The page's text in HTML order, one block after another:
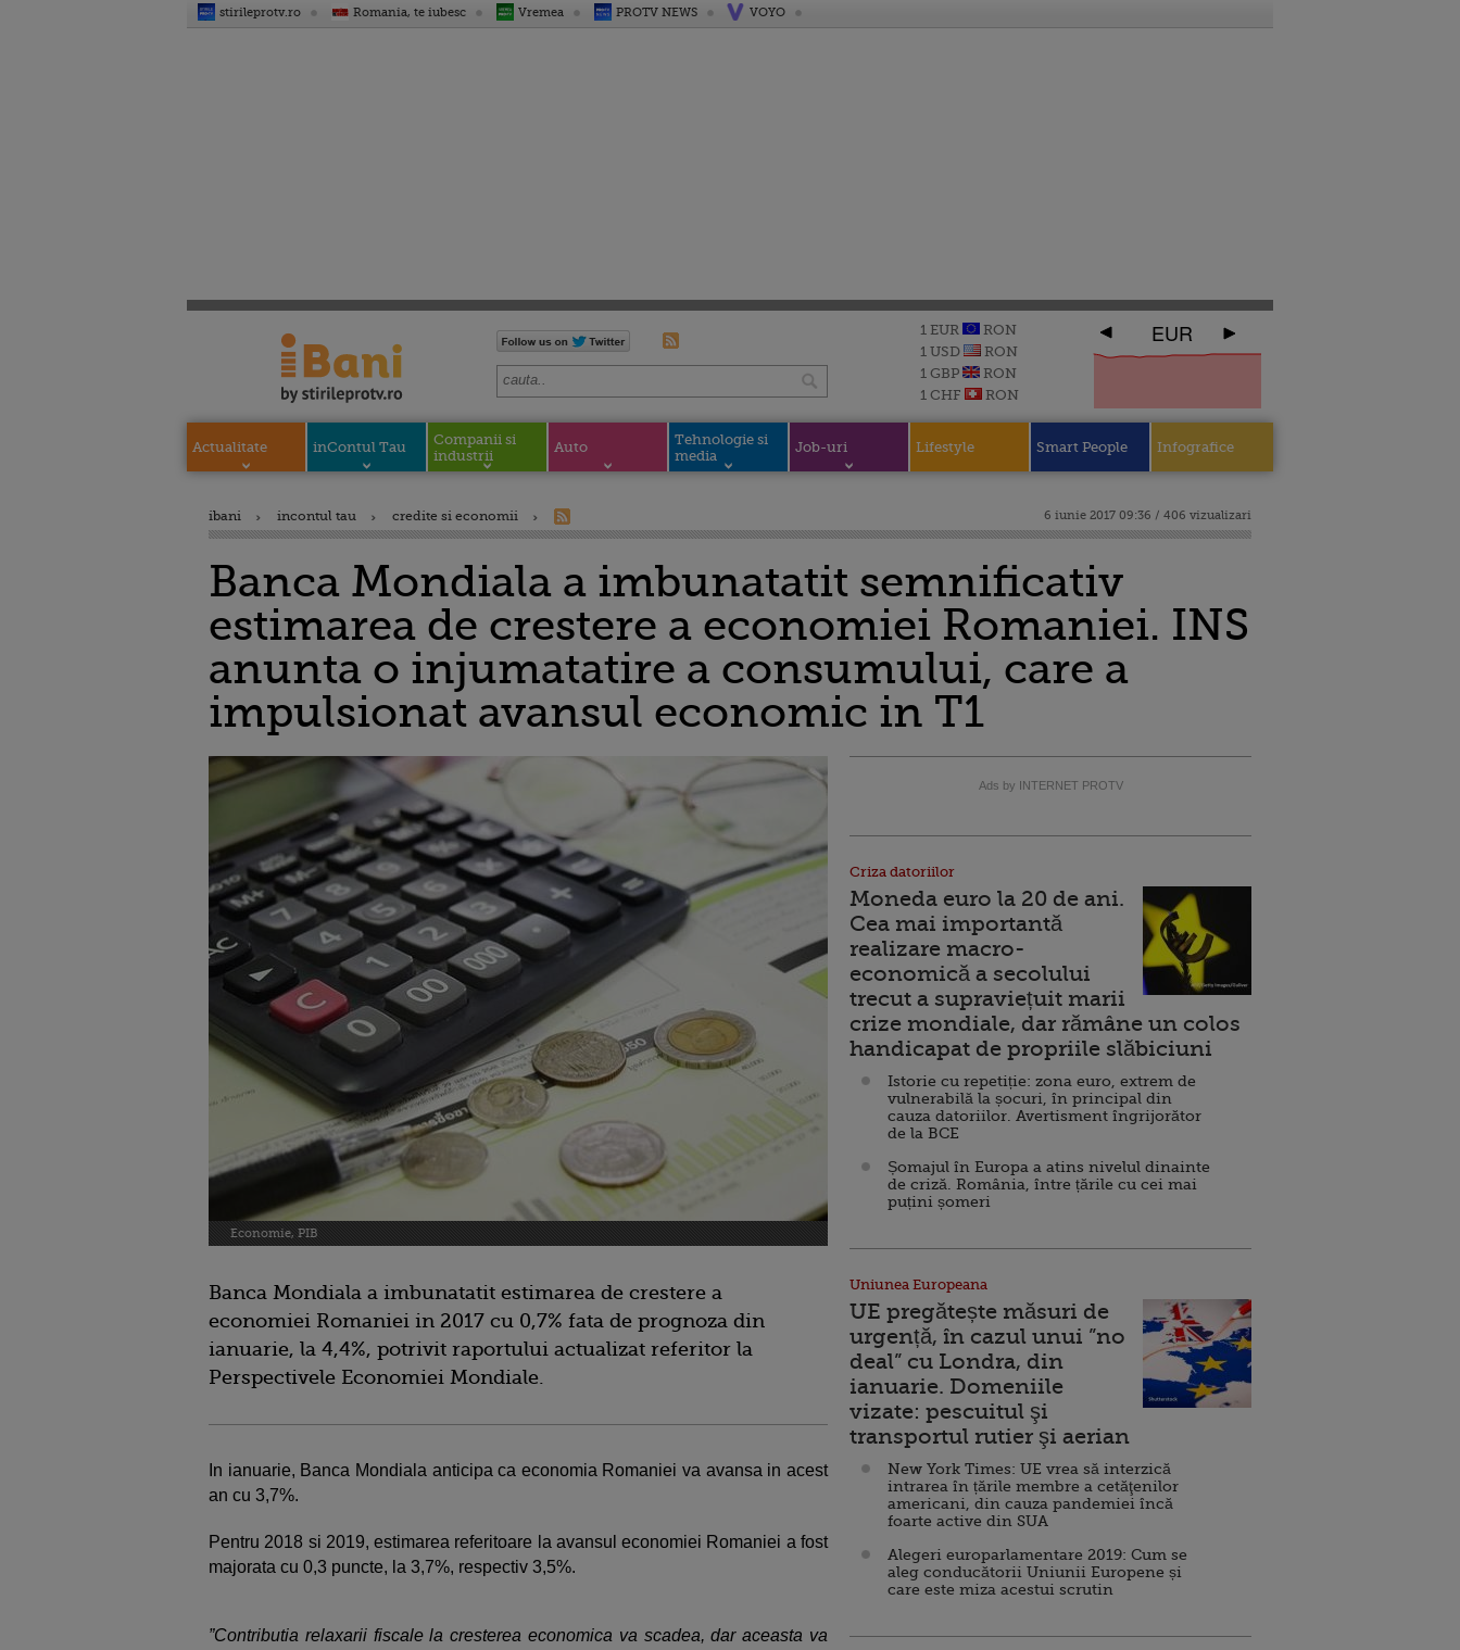
stirileprotv.ro Romania, te iubesc Vremea PROTV NEWS VOYO
1 EUR
RON
1 USD
RON
1 GBP
RON
1 CHF
RON
EUR
Actualitate inContul Tau
Companii si
industrii
Auto
Tehnologie si
media
Job-uri Lifestyle Smart People Infografice
ibani incontul tau credite si economii 6 iunie 2017 09:36 / 406 vizualizari
Banca Mondiala a imbunatatit semnificativ
estimarea de crestere a economiei Romaniei. INS
anunta o injumatatire a consumului, care a
impulsionat avansul economic in T1
Economie, PIB
Banca Mondiala a imbunatatit estimarea de crestere a
economiei Romaniei in 2017 cu 0,7% fata de prognoza din
ianuarie, la 4,4%, potrivit raportului actualizat referitor la
Perspectivele Economiei Mondiale.
In ianuarie, Banca Mondiala anticipa ca economia Romaniei va avansa in acest
an cu 3,7%.
Pentru 2018 si 2019, estimarea referitoare la avansul economiei Romaniei a fost
majorata cu 0,3 puncte, la 3,7%, respectiv 3,5%.
”Contributia relaxarii fiscale la cresterea economica va scadea, dar aceasta va
Ads by INTERNET PROTV
Criza datoriilor
Moneda euro la 20 de ani.
Cea mai importantă
realizare macro-
economică a secolului
trecut a supraviețuit marii
crize mondiale, dar rămâne un colos
handicapat de propriile slăbiciuni
Istorie cu repetiție: zona euro, extrem de
vulnerabilă la șocuri, în principal din
cauza datoriilor. Avertisment îngrijorător
de la BCE
Șomajul în Europa a atins nivelul dinainte
de criză. România, între țările cu cei mai
puțini șomeri
Uniunea Europeana
UE pregătește măsuri de
urgență, în cazul unui ”no
deal” cu Londra, din
ianuarie. Domeniile
vizate: pescuitul şi
transportul rutier şi aerian
New York Times: UE vrea să interzică
intrarea în țările membre a cetăţenilor
americani, din cauza pandemiei încă
foarte active din SUA
Alegeri europarlamentare 2019: Cum se
aleg conducătorii Uniunii Europene și
care este miza acestui scrutin